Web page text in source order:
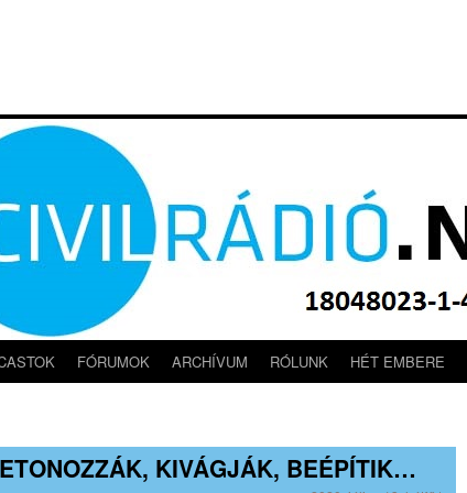
FÓRUMOK ARCHÍVUM RÓLUNK HÉT EMBERE
KIVÁGJÁK, BEÉPÍTIK…